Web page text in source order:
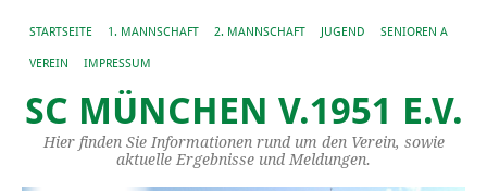
STARTSEITE 1. MANNSCHAFT 2. MANNSCHAFT JUGEND SENIOREN A
VEREIN IMPRESSUM
SC MÜNCHEN V.1951 E.V.
Hier finden Sie Informationen rund um den Verein, sowie
aktuelle Ergebnisse und Meldungen.